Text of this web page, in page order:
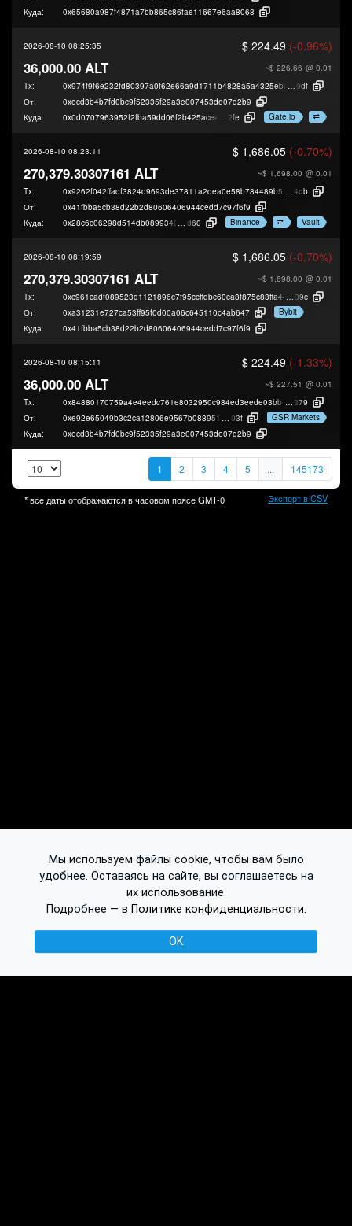
Куда:
0x65680a987f4871a7bb865c86fae11667e6aa8068
2026-08-10 08:25:35 $ 224.49 (-0.96%)
~$ 226.66 @ 0.01
36,000.00 ALT
Tx: 0x974f9f6e232fd80397a0f62e66a9d1711b4828a5a4325ebac268612994c57
9df
От:
0xecd3b4b7fd0bc9f52335f29a3e007453de07d2b9
Куда:
0x0d0707963952f2fba59dd06f2b425ace40b49
2fe Gate.io
2026-08-10 08:23:11 $ 1,686.05 (-0.70%)
~$ 1,698.00 @ 0.01
270,379.30307161 ALT
Tx: 0x9262f042ffadf3824d9693de37811a2dea0e58b784489b50e24c3abdbb0e9
4db
От:
0x41fbba5cb38d22b2d80606406944cedd7c97f6f9
Куда:
0x28c6c06298d514db089934071355e5743bf21
d60 Binance Vault
2026-08-10 08:19:59 $ 1,686.05 (-0.70%)
~$ 1,698.00 @ 0.01
270,379.30307161 ALT
Tx: 0xc961cadf089523d1121896c7f95ccffdbc60ca8f875c83ffa4467176a582c
39c
От:
0xa31231e727ca53ff95f0d00a06c645110c4ab647
Bybit
Куда:
0x41fbba5cb38d22b2d80606406944cedd7c97f6f9
2026-08-10 08:15:11 $ 224.49 (-1.33%)
~$ 227.51 @ 0.01
36,000.00 ALT
Tx:
379
От:
0xe92e65049b3c2ca12806e9567b08895118c5a
03f
GSR Markets
Куда:
0xecd3b4b7fd0bc9f52335f29a3e007453de07d2b9
1 2 3 4 5 ... 145173
* все даты отображаются в часовом поясеGMT-0 Экспорт в CSV
Мы используем файлы cookie, чтобы вам было
удобнее. Оставаясь на сайте, вы соглашаетесь на
их использование.
Подробнее — в Политике конфиденциальности.
OK